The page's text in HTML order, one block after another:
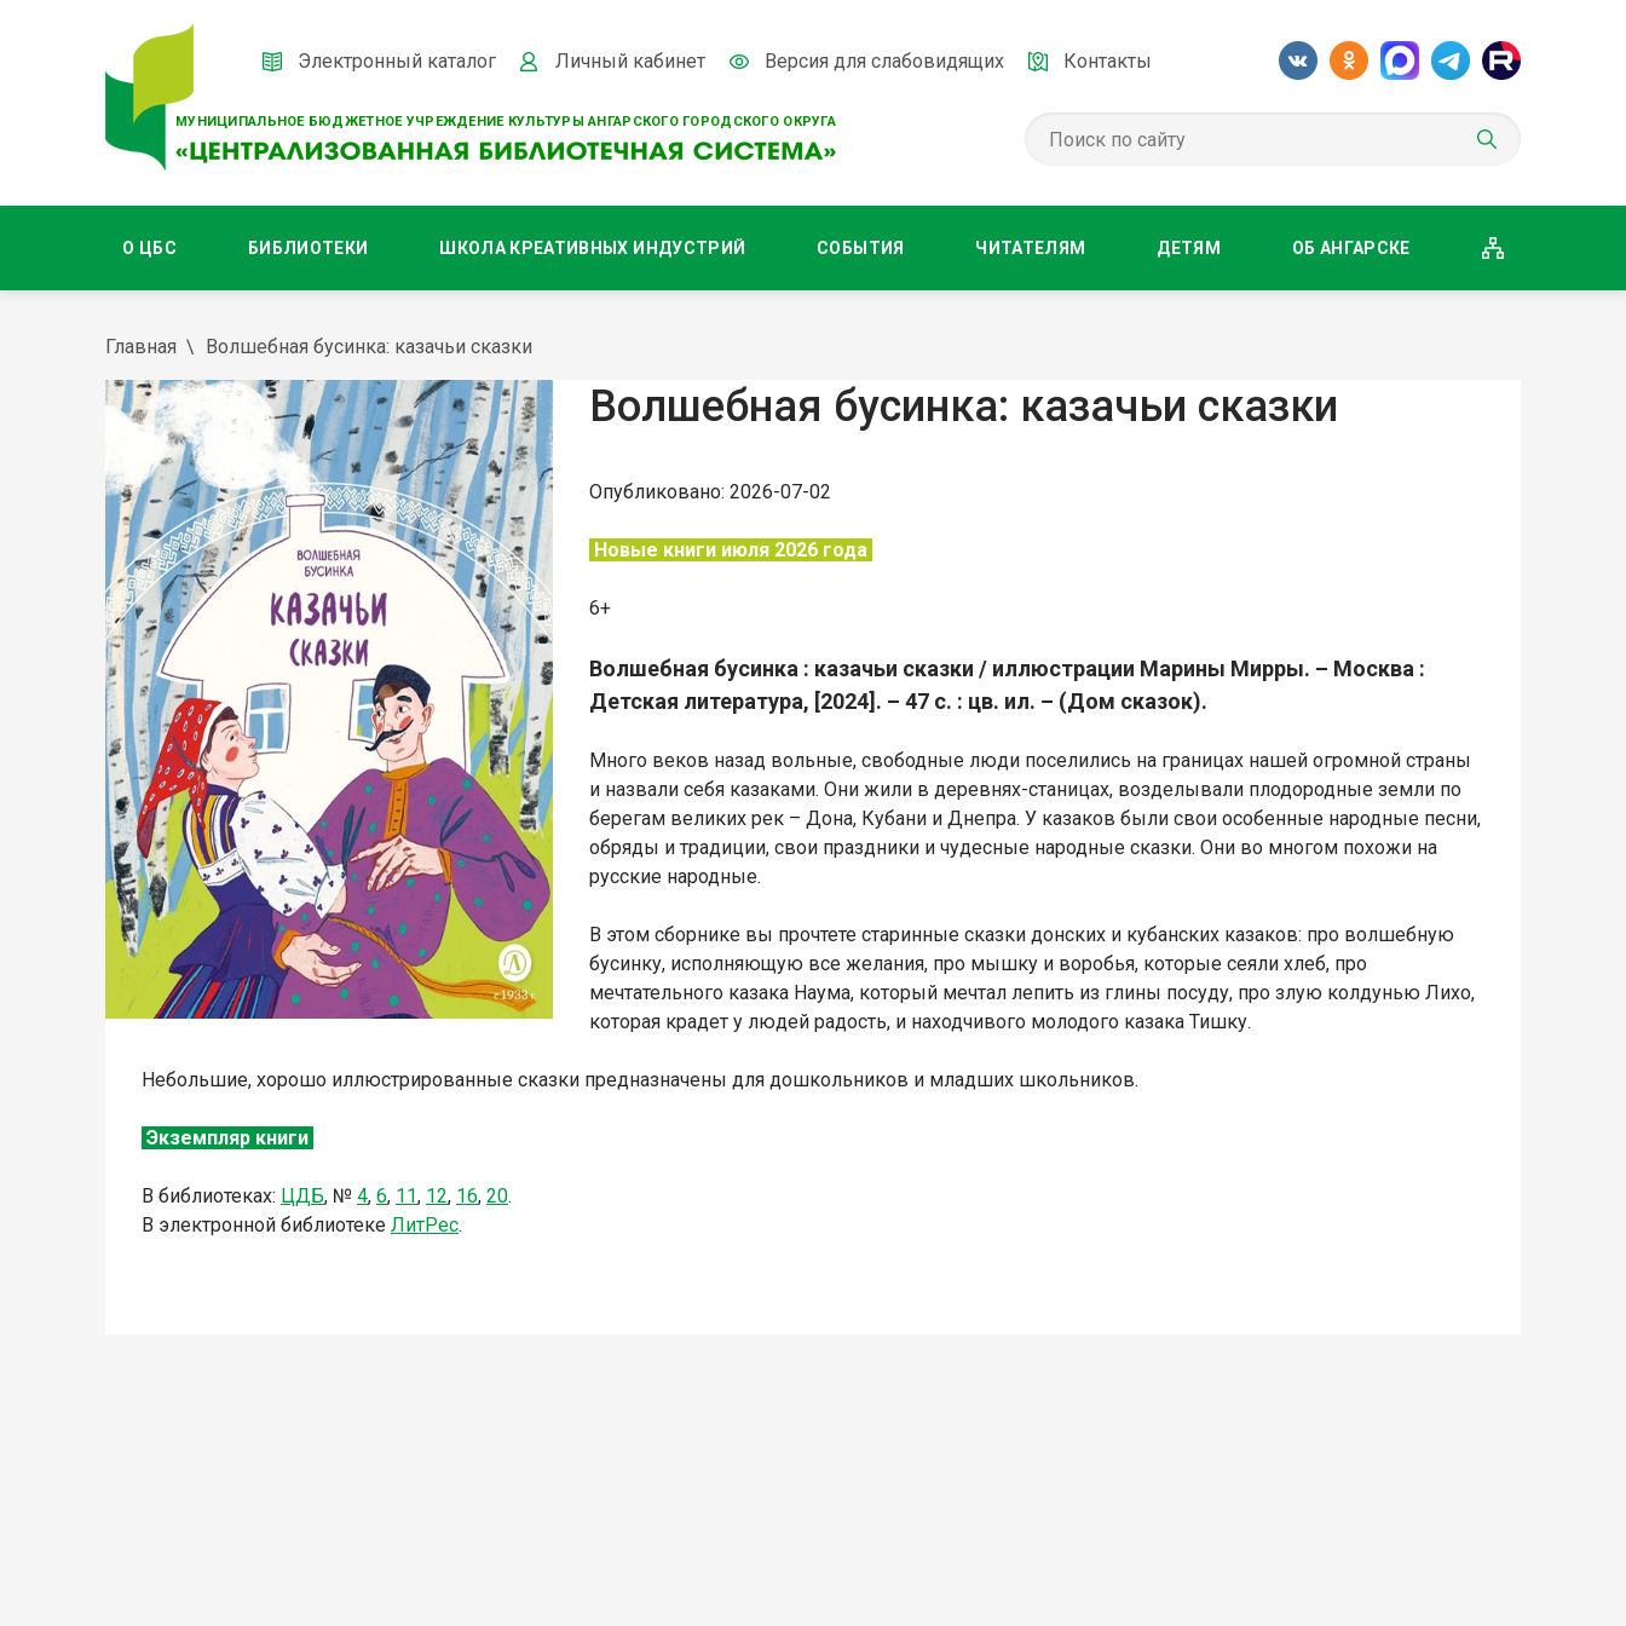
МУНИЦИПАЛЬНОЕ БЮДЖЕТНОЕ УЧРЕЖДЕНИЕ КУЛЬТУРЫ АНГАРСКОГО ГОРОДСКОГО ОКРУГА
Электронный каталог Личный кабинет Версия для слабовидящих Контакты
О ЦБС БИБЛИОТЕКИ ШКОЛА КРЕАТИВНЫХ ИНДУСТРИЙ СОБЫТИЯ ЧИТАТЕЛЯМ ДЕТЯМ ОБ АНГАРСКЕ
Главная Волшебная бусинка: казачьи сказки
Волшебная бусинка: казачьи сказки
Опубликовано: 2026-07-02
Новые книги июля 2026 года
6+
Волшебная бусинка : казачьи сказки / иллюстрации Марины Мирры. – Москва :
Детская литература, [2024]. – 47 с. : цв. ил. – (Дом сказок).
Много веков назад вольные, свободные люди поселились на границах нашей огромной страны
и назвали себя казаками. Они жили в деревнях-станицах, возделывали плодородные земли по
берегам великих рек – Дона, Кубани и Днепра. У казаков были свои особенные народные песни,
обряды и традиции, свои праздники и чудесные народные сказки. Они во многом похожи на
русские народные.
В этом сборнике вы прочтете старинные сказки донских и кубанских казаков: про волшебную
бусинку, исполняющую все желания, про мышку и воробья, которые сеяли хлеб, про
мечтательного казака Наума, который мечтал лепить из глины посуду, про злую колдунью Лихо,
которая крадет у людей радость, и находчивого молодого казака Тишку.
Небольшие, хорошо иллюстрированные сказки предназначены для дошкольников и младших школьников.
Экземпляр книги
В библиотеках: ЦДБ, № 4, 6, 11, 12, 16, 20.
В электронной библиотеке ЛитРес.